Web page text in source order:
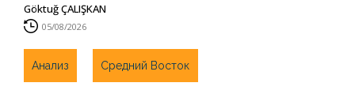
Göktuğ ÇALIŞKAN
05/08/2026
Анализ Средний Восток